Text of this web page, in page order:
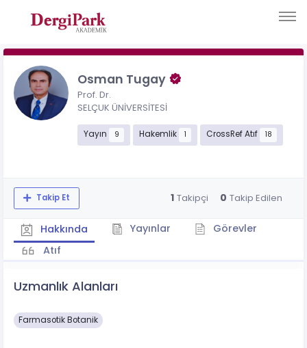
Osman Tugay
Prof. Dr.
SELÇUK ÜNİVERSİTESİ
Yayın 9 Hakemlik 1 CrossRef Atıf 18
Takip Et 1 Takipçi 0 Takip Edilen
Hakkında Yayınlar
Görevler
Atıf
Uzmanlık Alanları
Farmasotik Botanik